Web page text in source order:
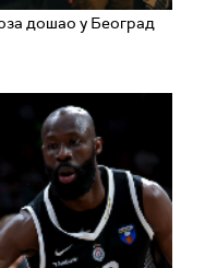
дошао у Београд